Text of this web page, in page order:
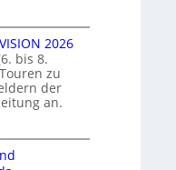
2026
bis 8.
zu
der
an.